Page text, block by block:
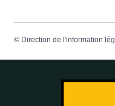
© Direction de l'information